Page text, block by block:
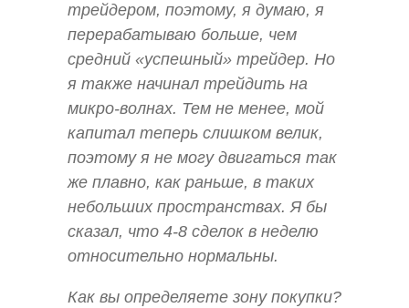
трейдером, поэтому, я думаю, я
перерабатываю больше, чем
средний «успешный» трейдер. Но
я также начинал трейдить на
микро-волнах. Тем не менее, мой
капитал теперь слишком велик,
поэтому я не могу двигаться так
же плавно, как раньше, в таких
небольших пространствах. Я бы
сказал, что 4-8 сделок в неделю
относительно нормальны.
Как вы определяете зону покупки?